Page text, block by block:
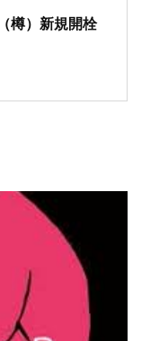
樽）新規開栓